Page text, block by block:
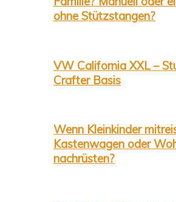
ohne Stützstangen?
VW California XXL –
Crafter Basis
Wenn Kleinkinder
Kastenwagen oder
nachrüsten?